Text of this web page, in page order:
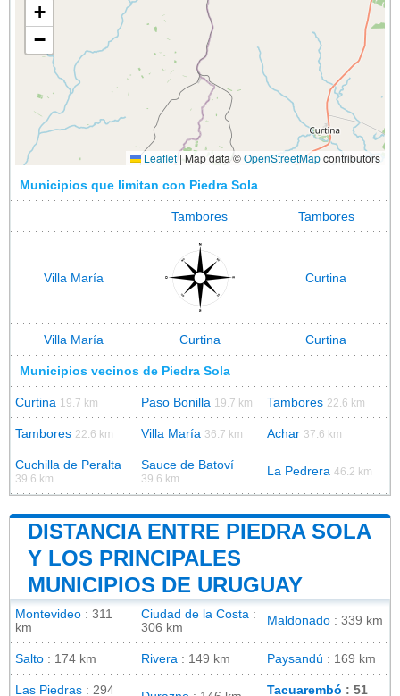
+
−
Leaflet | Map data ©OpenStreetMapcontributors
Municipios que limitan con Piedra Sola
Tambores Tambores
Villa María Curtina
Villa María Curtina Curtina
Municipios vecinos de Piedra Sola
Curtina 19.7 km Paso Bonilla 19.7 km Tambores 22.6 km
Tambores 22.6 km Villa María 36.7 km Achar 37.6 km
Cuchilla de Peralta
39.6 km
Sauce de Batoví
39.6 km
La Pedrera 46.2 km
DISTANCIA ENTRE PIEDRA SOLA
Y LOS PRINCIPALES
MUNICIPIOS DE URUGUAY
Montevideo : 311
km
Ciudad de la Costa :
306 km
Maldonado : 339 km
Salto : 174 km Rivera : 149 km Paysandú : 169 km
Las Piedras : 294
Tacuarembó : 51